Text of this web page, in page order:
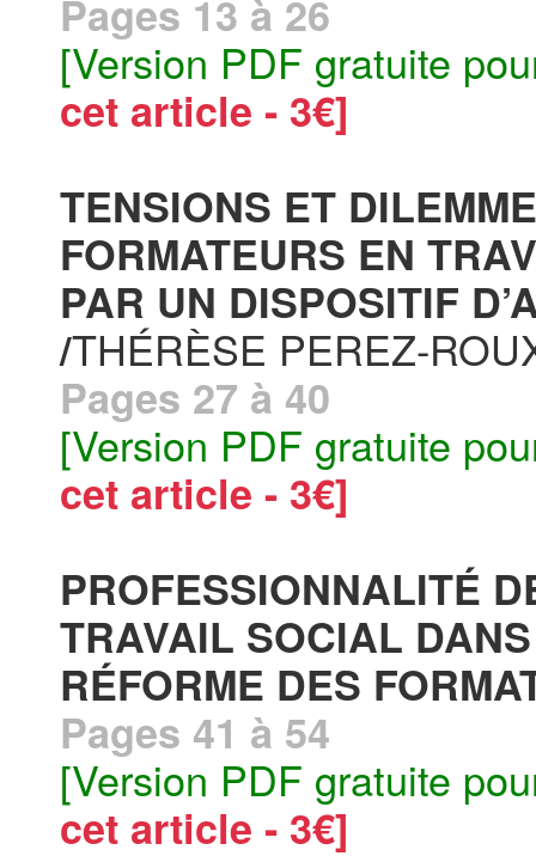
Pages 13 à 26
[Version PDF gratuite
cet article - 3€]
TENSIONS ET
FORMATEURS EN
PAR UN DISPOSITIF
/THÉRÈSE PEREZ-
Pages 27 à 40
[Version PDF gratuite
cet article - 3€]
PROFESSIONNALITÉ
TRAVAIL SOCIAL
RÉFORME DES
Pages 41 à 54
[Version PDF gratuite
cet article - 3€]